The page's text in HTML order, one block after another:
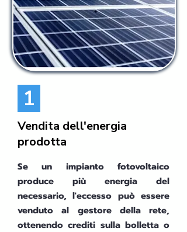
1
Vendita dell'energia
prodotta
Se un impianto fotovoltaico
produce più energia del
necessario, l'eccesso può essere
venduto al gestore della rete,
ottenendo crediti sulla bolletta o